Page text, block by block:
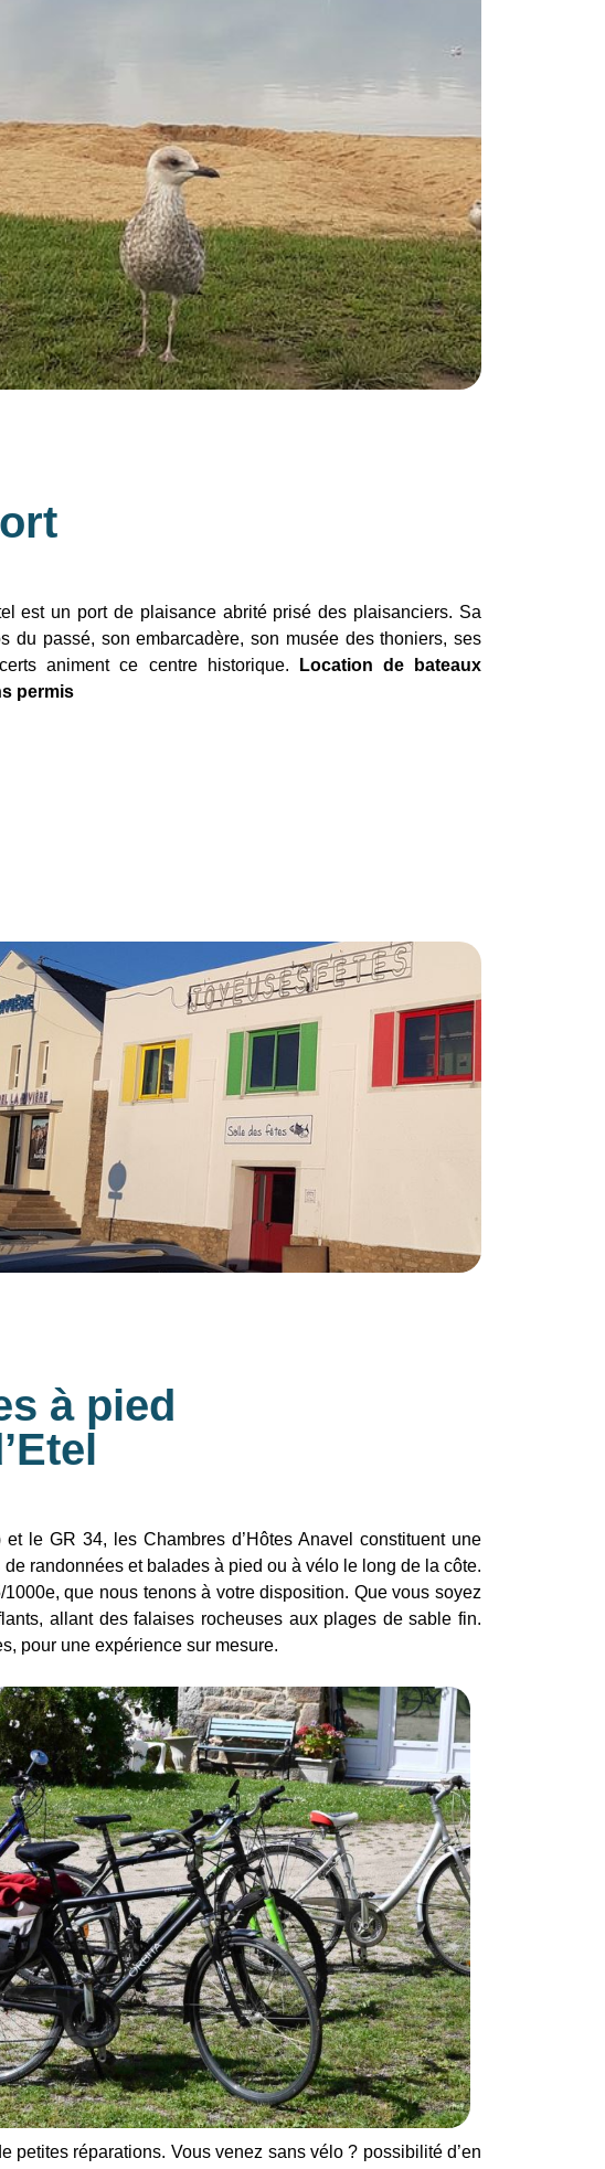
est un port de plaisance abrité prisé des plaisanciers. Sa
du passé, son embarcadère, son musée des thoniers, ses
animent ce centre historique. Location de bateaux
permis
à pied
le GR 34, les Chambres d’Hôtes Anavel constituent une
randonnées et balades à pied ou à vélo le long de la côte.
que nous tenons à votre disposition. Que vous soyez
allant des falaises rocheuses aux plages de sable fin.
pour une expérience sur mesure.
petites réparations. Vous venez sans vélo ? possibilité d’en